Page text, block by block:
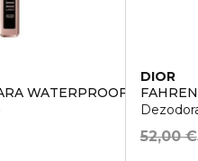
WATERPROOF
DIOR
52,00 €